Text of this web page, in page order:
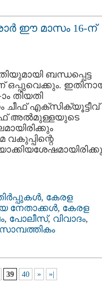
ഈ മാസം 16-ന്
ബന്ധപ്പെട്ട
ഒപ്പുവെക്കും.
തിയതി
ചീഫ് എക്‌സിക്യൂട്ടീവ്
അല്‍മുള്ളയുടെ
, കേരള
നേതാക്കള്‍, കേരള
, പോലീസ്‌, വിവാദം,
സാമ്പത്തികം
39 40 » »|